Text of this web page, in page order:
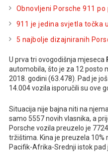
Obnovljeni Porsche 911
911 je jedina svjetla točka
5 najbolje dizajniranih
U prva tri ovogodišnja mjeseca
automobila, što je za 12 posto
2018. godini (63.478). Pad je
14.004 vozila isporučili su ove
Situacija nije bajna niti na
samo 5557 novih vlasnika, a
Porsche vozila preuzelo je
tržištima. Kina je preuzela 10%
Pacifik-Afrika-Srednji istok pad